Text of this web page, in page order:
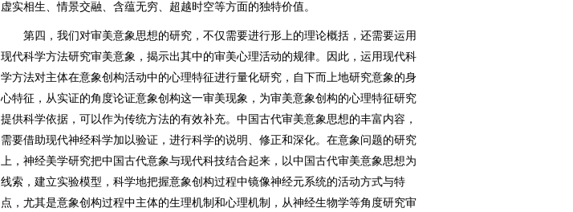
虚实相生、情景交融、含蕴无穷、超越时空等方面的独特价值。
第四，我们对审美意象思想的研究，不仅需要进行形上的理论概括，还需要运用
现代科学方法研究审美意象，揭示出其中的审美心理活动的规律。因此，运用现代科
学方法对主体在意象创构活动中的心理特征进行量化研究，自下而上地研究意象的身
心特征，从实证的角度论证意象创构这一审美现象，为审美意象创构的心理特征研究
提供科学依据，可以作为传统方法的有效补充。中国古代审美意象思想的丰富内容，
需要借助现代神经科学加以验证，进行科学的说明、修正和深化。在意象问题的研究
上，神经美学研究把中国古代意象与现代科技结合起来，以中国古代审美意象思想为
线索，建立实验模型，科学地把握意象创构过程中镜像神经元系统的活动方式与特
点，尤其是意象创构过程中主体的生理机制和心理机制，从神经生物学等角度研究审